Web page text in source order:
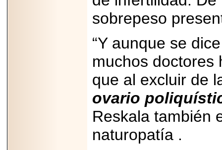
sobrepeso
“Y aunque se
muchos doctores
que al excluir de
ovario
Reskala también
naturopatía .